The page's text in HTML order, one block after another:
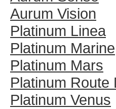
Aurum Vision
Platinum Linea
Platinum Marine
Platinum Mars
Platinum Route
Platinum Venus